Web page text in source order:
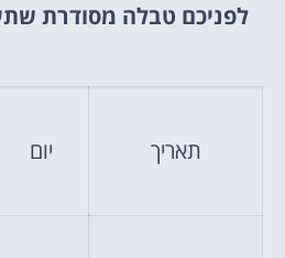
מלונות
לחצו
לפניכם טבלה מסודרת
תאריך יום